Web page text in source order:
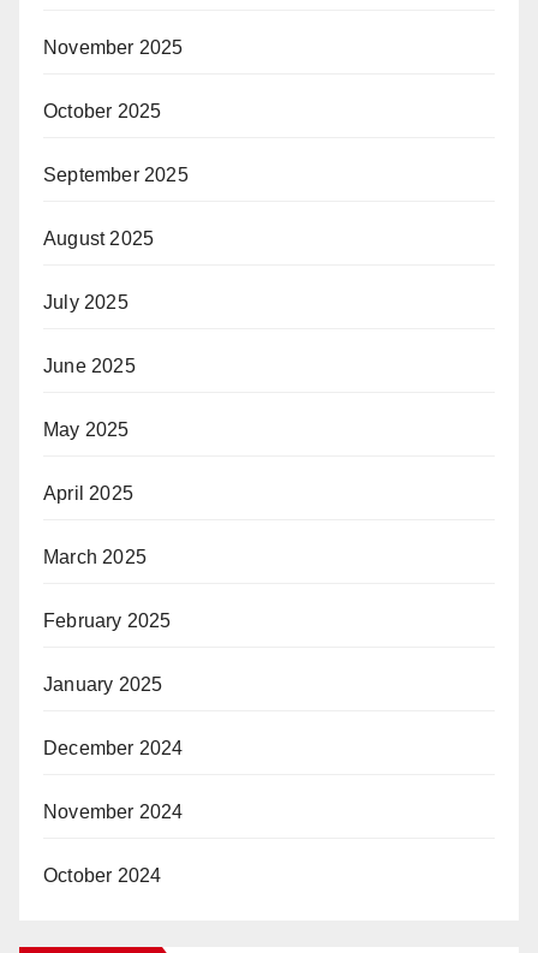
November 2025
October 2025
September 2025
August 2025
July 2025
June 2025
May 2025
April 2025
March 2025
February 2025
January 2025
December 2024
November 2024
October 2024